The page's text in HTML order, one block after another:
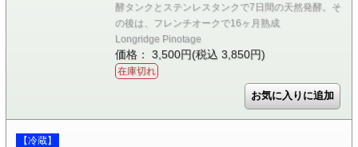
酵タンクとステンレスタンクで7日間の天然発酵。そ
の後は、フレンチオークで16ヶ月熟成
Longridge Pinotage
価格： 3,500円(税込 3,850円)
在庫切れ
【冷蔵】